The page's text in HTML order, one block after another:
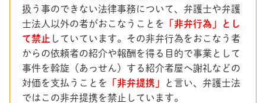
扱う事のできない法律事務について、弁護士や弁護
士法人以外の者がおこなうことを
「非弁行為」とし
て禁止 していています。その非弁行為をおこなう者
からの依頼者の紹介や報酬を得る目的で事業として
事件を斡旋（あっせん）する紹介者屋へ謝礼などの
対価を支払うことを
「非弁提携」
と言い、弁護士法
ではこの非弁提携を禁止しています。